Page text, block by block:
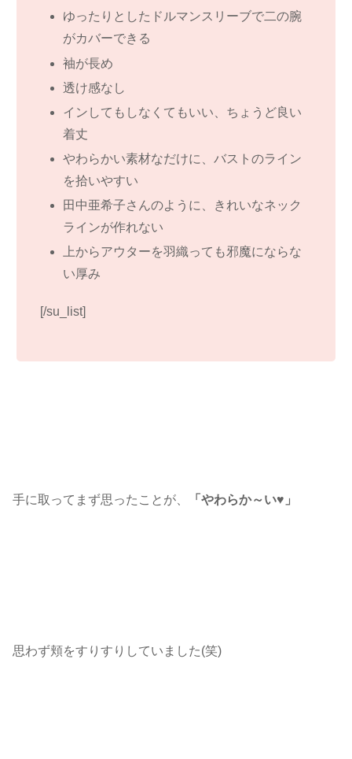
ゆったりとしたドルマンスリーブで二の腕
がカバーできる
袖が長め
透け感なし
インしてもしなくてもいい、ちょうど良い
着丈
やわらかい素材なだけに、バストのライン
を拾いやすい
田中亜希子さんのように、きれいなネック
ラインが作れない
上からアウターを羽織っても邪魔にならな
い厚み
[/su_list]
手に取ってまず思ったことが、 「やわらか～い♥」
思わず頬をすりすりしていました(笑)